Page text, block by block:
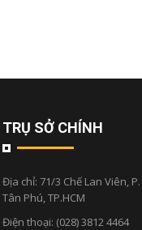
TRỤ SỞ CHÍNH
Địa chỉ: 71/3 Chế Lan Viên,
Tân Phú, TP.HCM
Điện thoại: (028) 3812 4464